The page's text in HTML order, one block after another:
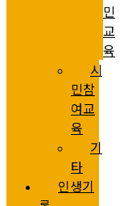
민
교
육
시
민참
여교
육
기
타
인생기